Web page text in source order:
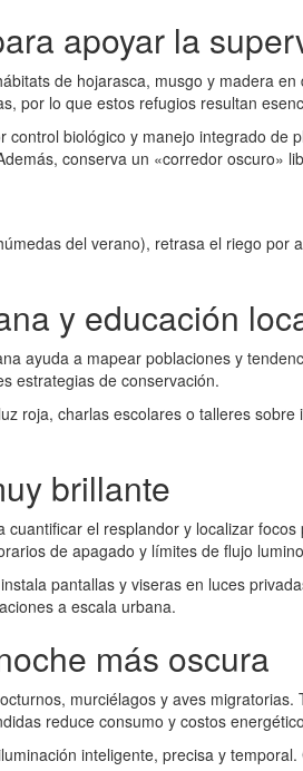
apoyar la
de hojarasca, musgo y madera
por lo que estos refugios resultan
biológico y manejo integrado
conserva un «corredor oscuro»
del verano), retrasa el riego
y educación
ayuda a mapear poblaciones y
estrategias de conservación.
roja, charlas escolares o talleres
brillante
el resplandor y localizar
de apagado y límites de flujo
pantallas y viseras en luces
a escala urbana.
más oscura
murciélagos y aves
reduce consumo y costos
inteligente, precisa y